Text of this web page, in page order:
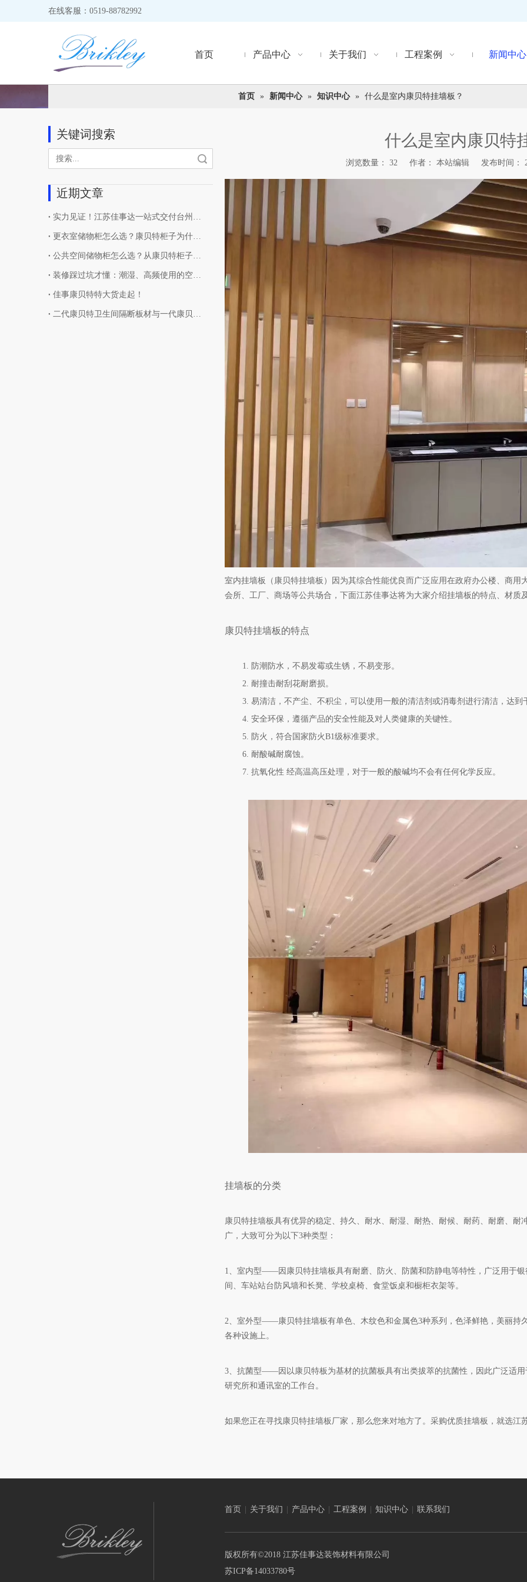
在线客服：0519-88782992
首页 产品中心 关于我们 工程案例 新闻中心
首页 » 新闻中心 » 知识中心 » 什么是室内康贝特挂墙板？
关键词搜索
近期文章
佳事康贝特特大货走起！
什么是室内康贝特
浏览数量： 32 作者： 本站编辑 发布时间：
["wechat","weibo","qzone","douban","email"]
室内挂墙板（康贝特挂墙板）因为其综合性能优良而广泛应用在政府办公楼、商
会所、工厂、商场等公共场合，下面江苏佳事达将为大家介绍挂墙板的特点、材质
康贝特挂墙板的特点
1. 防潮防水，不易发霉或生锈，不易变形。
2. 耐撞击耐刮花耐磨损。
3. 易清洁，不产尘、不积尘，可以使用一般的清洁剂或消毒剂进行清洁，达到
4. 安全环保，遵循产品的安全性能及对人类健康的关键性。
5. 防火，符合国家防火B1级标准要求。
6. 耐酸碱耐腐蚀。
7. 抗氧化性 经高温高压处理，对于一般的酸碱均不会有任何化学反应。
挂墙板的分类
康贝特挂墙板具有优异的稳定、持久、耐水、耐湿、耐热、耐候、耐药、耐磨、
广，大致可分为以下3种类型：
1、室内型——因康贝特挂墙板具有耐磨、防火、防菌和防静电等特性，广泛用于
间、车站站台防风墙和长凳、学校桌椅、食堂饭桌和橱柜衣架等。
2、室外型——康贝特挂墙板有单色、木纹色和金属色3种系列，色泽鲜艳，美丽持
各种设施上。
3、抗菌型——因以康贝特板为基材的抗菌板具有出类拔萃的抗菌性，因此广泛适
研究所和通讯室的工作台。
如果您正在寻找康贝特挂墙板厂家，那么您来对地方了。采购优质挂墙板，就选江
首页 | 关于我们 | 产品中心 | 工程案例 | 知识中心 | 联系我们
版权所有©️2018 江苏佳事达装饰材料有限公司
苏ICP备14033780号